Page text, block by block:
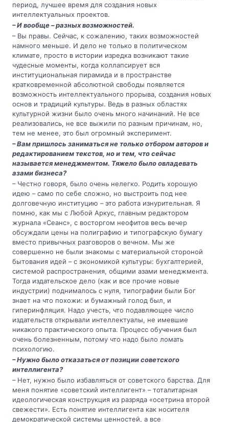
период, лучшее время для создания новых
интеллектуальных проектов.
– И вообще – разных возможностей.
– Вы правы. Сейчас, к сожалению, таких возможностей
намного меньше. И дело не только в политическом
климате, просто в истории изредка возникают такие
чудесные моменты, когда коллапсирует вся
институциональная пирамида и в пространстве
кратковременной абсолютной свободы появляется
возможность интеллектуального прорыва, создания новых
основ и традиций культуры. Ведь в разных областях
культурной жизни было очень много начинаний. Не все
реализовались, не все выжили по разным причинам, но,
тем не менее, это был огромный эксперимент.
– Вам пришлось заниматься не только отбором авторов и
редактированием текстов, но и тем, что сейчас
называется менеджментом. Тяжело было овладевать
азами бизнеса?
– Честно говоря, было очень нелегко. Родить хорошую
идею – само по себе сложно, но выстроить под нее
долговечную институцию – это работа изнурительная. Я
помню, как мы с Любой Аркус, главным редактором
журнала «Сеанс», с восторгом неофитов весь вечер
обсуждали цены на полиграфию и типографскую бумагу
вместо привычных разговоров о вечном. Мы же
совершенно не были знакомы с материальной стороной
бытования идей – с экономикой культуры: бухгалтерией,
системой распространения, общими азами менеджмента.
Тогда издательское дело (как и все прочие новые
индустрии) поднималось с нуля, типографии были Бог
знает на что похожи: и бумажный голод был, и
гиперинфляция. Надо учесть, что подавляющее число
издательств открывали интеллектуалы, не имевшие
никакого практического опыта. Процесс обучения был
очень болезненным, потому что надо было ломать
психологию.
– Нужно было отказаться от позиции советского
интеллигента?
– Нет, нужно было избавляться от советского барства. Для
меня понятие «советский интеллигент» – тоталитарная
идеологическая конструкция из разряда «осетрина второй
свежести». Есть понятие интеллигента как носителя
демократической системы ценностей, а все